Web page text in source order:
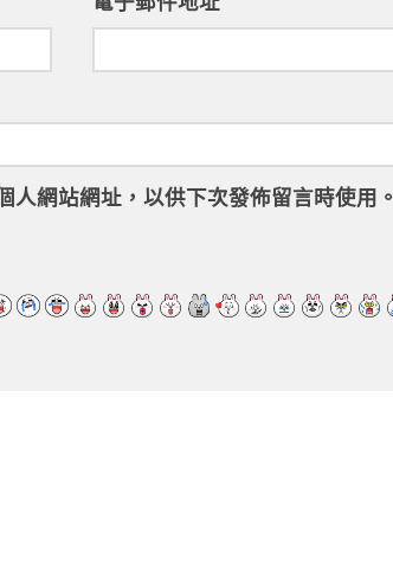
人網站網址，以供下次發佈留言時使用。